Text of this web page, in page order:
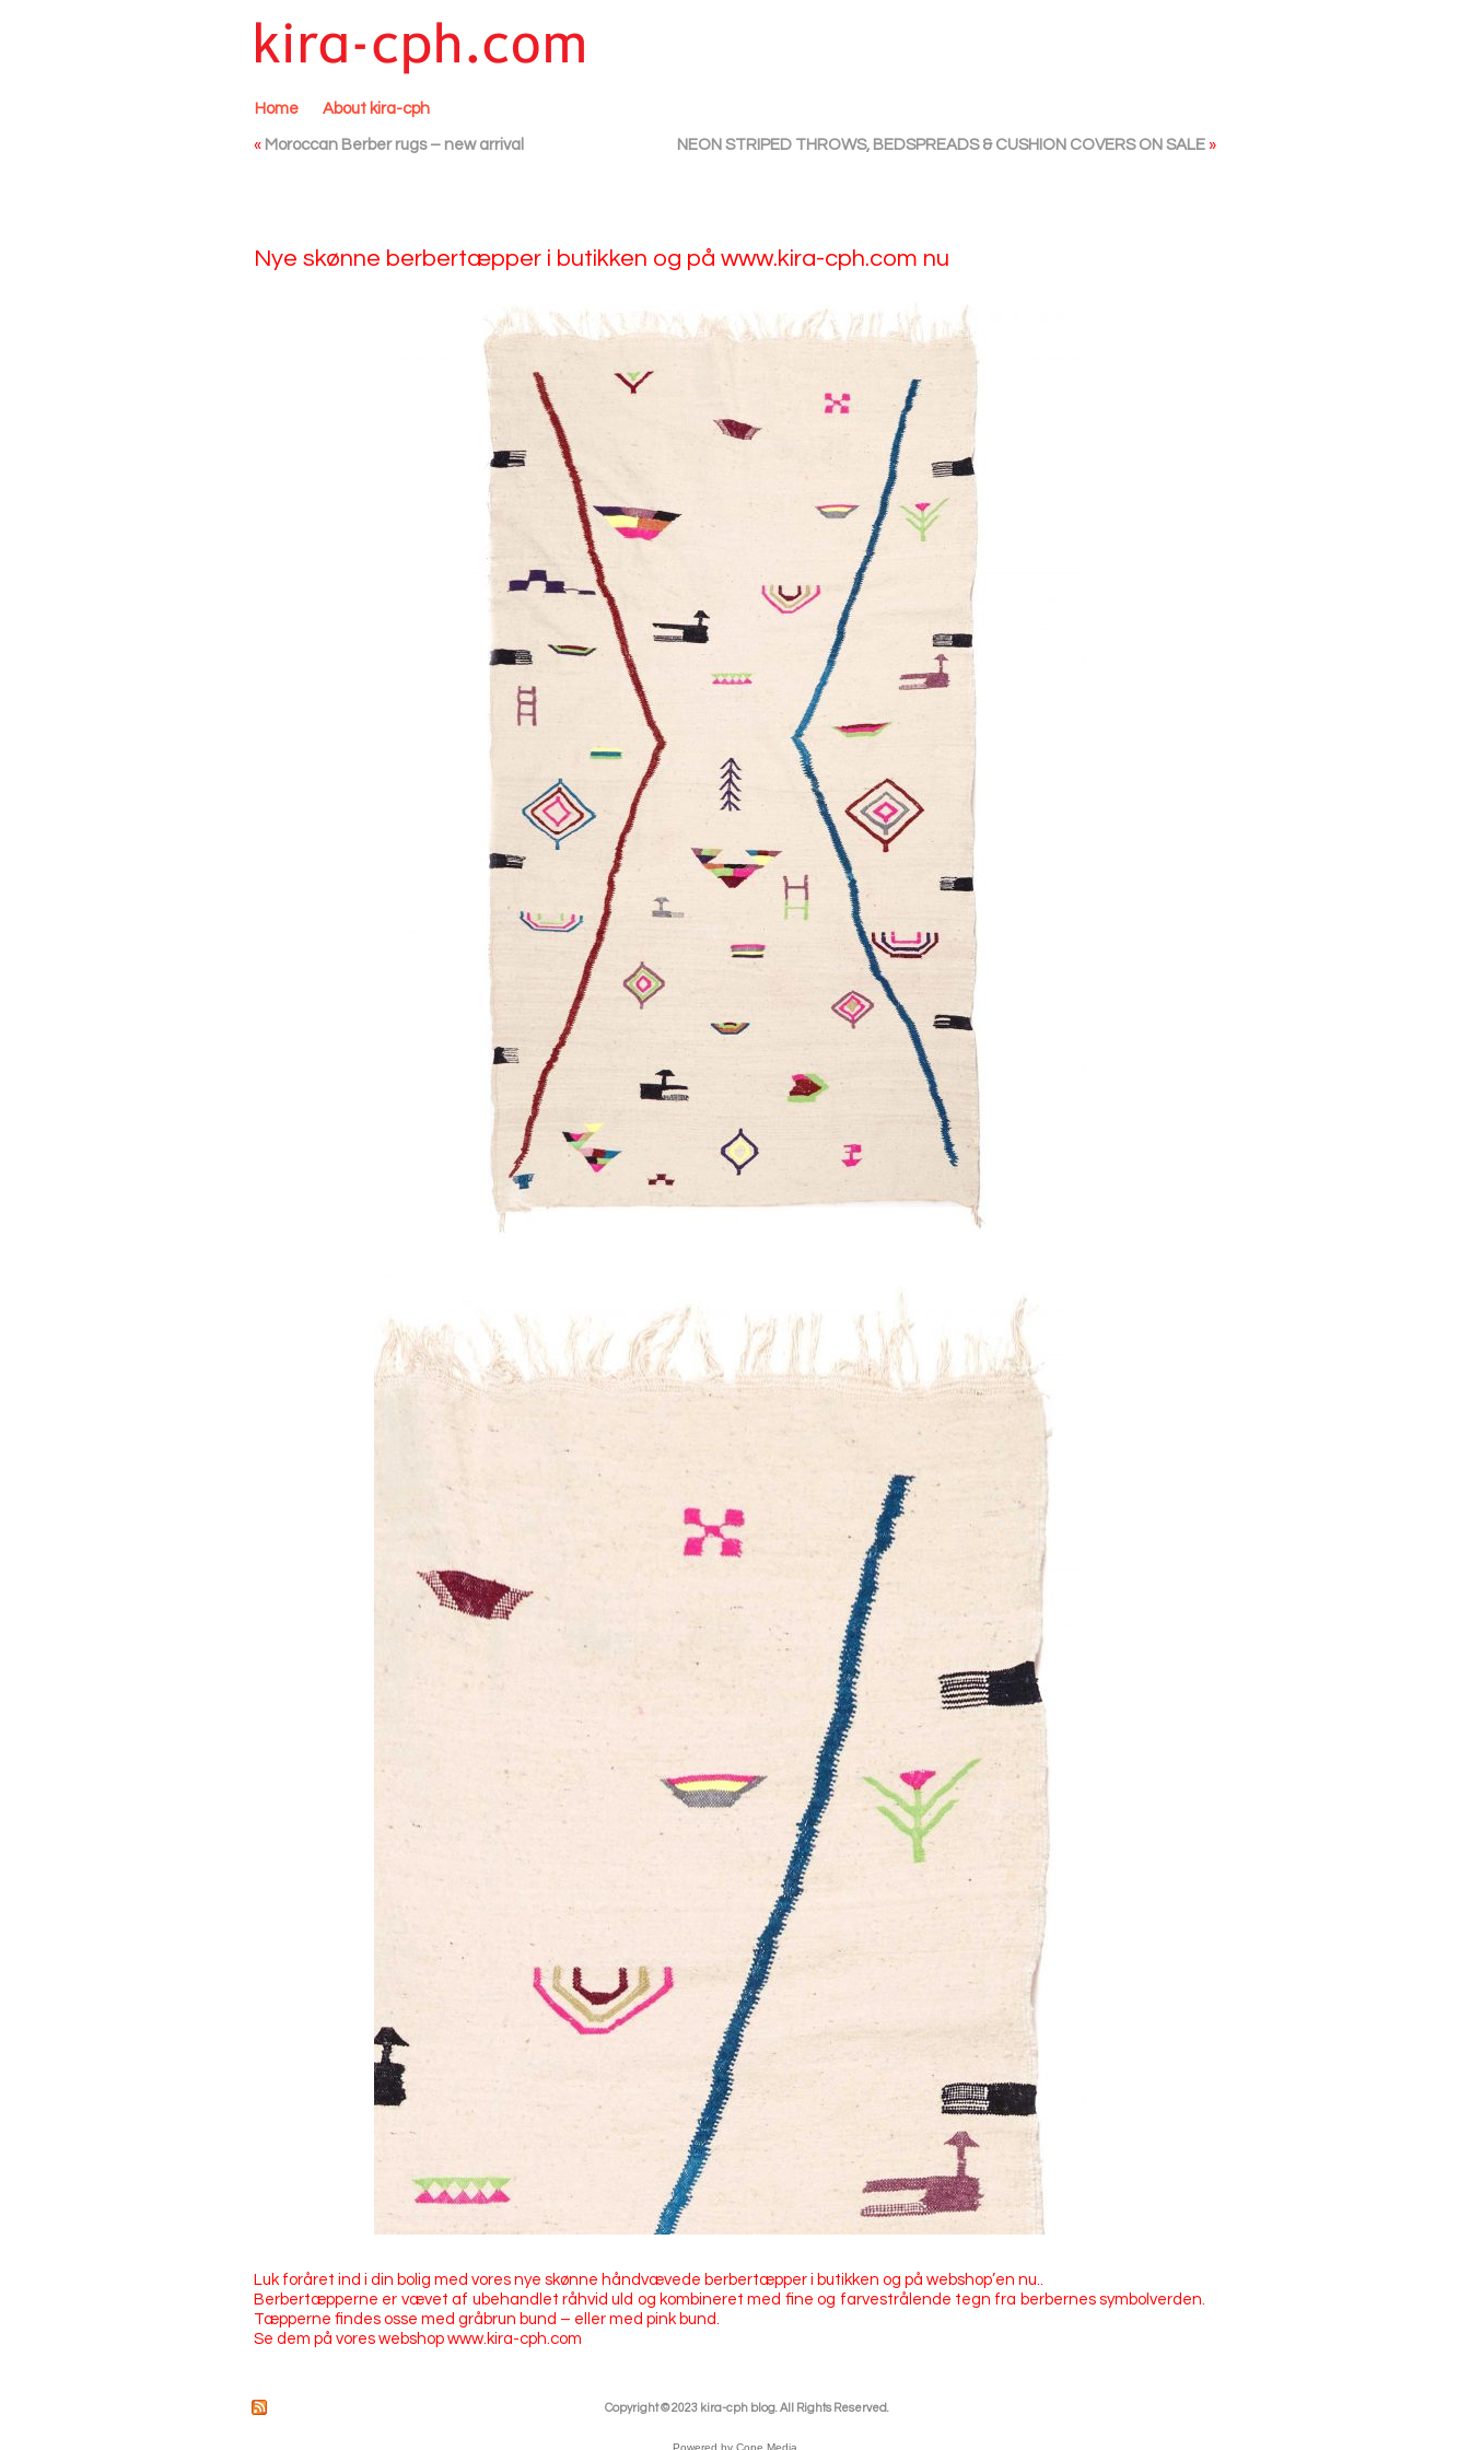
Home About kira-cph
« Moroccan Berber rugs – new arrival NEON STRIPED THROWS, BEDSPREADS & CUSHION COVERS ON SALE »
Nye skønne berbertæpper i butikken og på www.kira-cph.com nu
Luk foråret ind i din bolig med vores nye skønne håndvævede berbertæpper i butikken og på webshop’en nu..
Berbertæpperne er vævet af ubehandlet råhvid uld og kombineret med fine og farvestrålende tegn fra berbernes symbolverden.
Tæpperne findes osse med gråbrun bund – eller med pink bund.
Se dem på vores webshop www.kira-cph.com
Copyright © 2023 kira-cph blog. All Rights Reserved.
Powered by Cope Media